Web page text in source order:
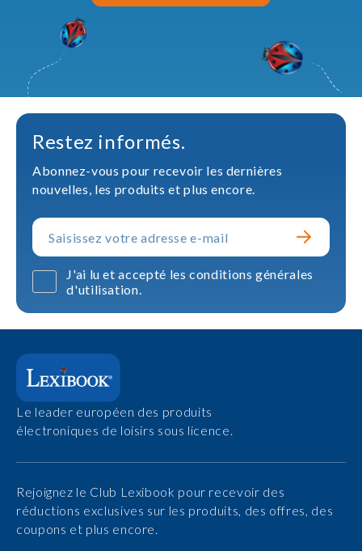
Restez informés.
Abonnez-vous pour recevoir les dernières
nouvelles, les produits et plus encore.
J'ai lu et accepté les conditions générales
d'utilisation.
Le leader européen des produits
électroniques de loisirs sous licence.
Rejoignez le Club Lexibook pour recevoir des
réductions exclusives sur les produits, des offres, des
coupons et plus encore.